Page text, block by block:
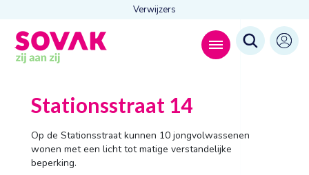
Verwijzers
Stationsstraat 14
Op de Stationsstraat kunnen 10 jongvolwassenen
wonen met een licht tot matige verstandelijke
beperking.